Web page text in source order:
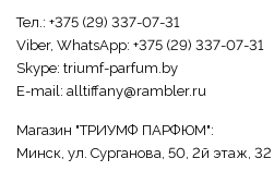
Тел.: +375 (29) 337-07-31
Viber, WhatsApp: +375 (29) 337-07-31
Skype: triumf-parfum.by
E-mail: alltiffany@rambler.ru
Магазин "ТРИУМФ ПАРФЮМ":
Минск, ул. Сурганова, 50, 2й этаж,